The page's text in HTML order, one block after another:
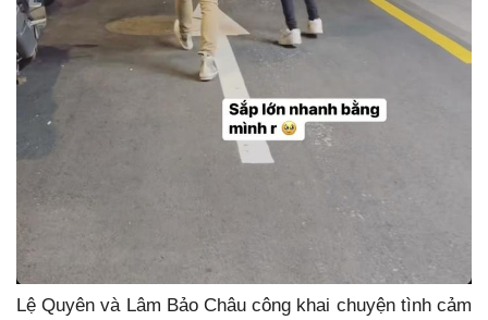
Lệ Quyên và Lâm Bảo Châu công khai chuyện tình cảm